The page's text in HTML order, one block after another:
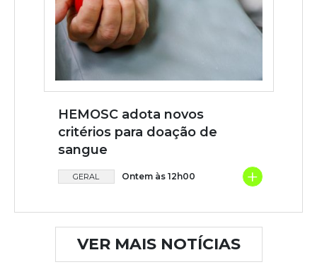
HEMOSC adota novos
critérios para doação de
sangue
GERAL Ontem às 12h00 +
VER MAIS NOTÍCIAS